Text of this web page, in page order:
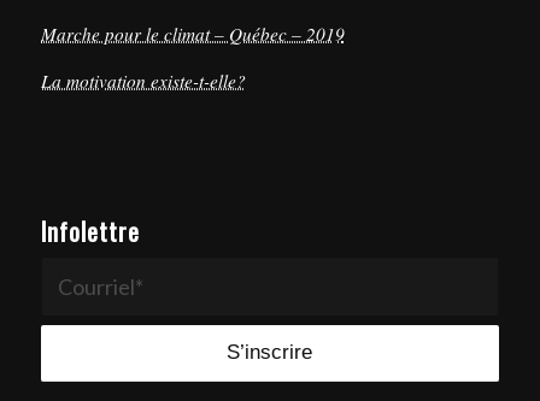
Marche pour le climat – Québec – 2019
La motivation existe-t-elle?
Infolettre